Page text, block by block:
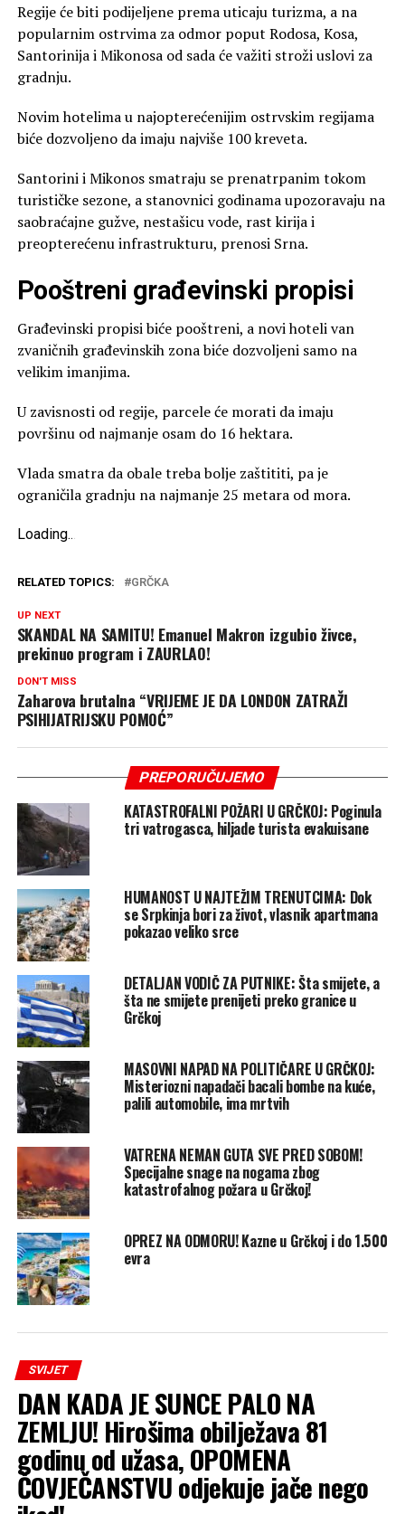
Regije će biti podijeljene prema uticaju turizma, a na
popularnim ostrvima za odmor poput Rodosa, Kosa,
Santorinija i Mikonosa od sada će važiti stroži uslovi za
gradnju.
Novim hotelima u najopterećenijim ostrvskim regijama
biće dozvoljeno da imaju najviše 100 kreveta.
Santorini i Mikonos smatraju se prenatrpanim tokom
turističke sezone, a stanovnici godinama upozoravaju na
saobraćajne gužve, nestašicu vode, rast kirija i
preopterećenu infrastrukturu, prenosi Srna.
Pooštreni građevinski propisi
Građevinski propisi biće pooštreni, a novi hoteli van
zvaničnih građevinskih zona biće dozvoljeni samo na
velikim imanjima.
U zavisnosti od regije, parcele će morati da imaju
površinu od najmanje osam do 16 hektara.
Vlada smatra da obale treba bolje zaštititi, pa je
ograničila gradnju na najmanje 25 metara od mora.
Loading...
RELATED TOPICS: GRČKA
UP NEXT
SKANDAL NA SAMITU! Emanuel Makron izgubio živce,
prekinuo program i ZAURLAO!
DON'T MISS
Zaharova brutalna “VRIJEME JE DA LONDON ZATRAŽI
PSIHIJATRIJSKU POMOĆ”
PREPORUČUJEMO
KATASTROFALNI POŽARI U GRČKOJ: Poginula
tri vatrogasca, hiljade turista evakuisane
HUMANOST U NAJTEŽIM TRENUTCIMA: Dok
se Srpkinja bori za život, vlasnik apartmana
pokazao veliko srce
DETALJAN VODIČ ZA PUTNIKE: Šta smijete, a
šta ne smijete prenijeti preko granice u
Grčkoj
MASOVNI NAPAD NA POLITIČARE U GRČKOJ:
Misteriozni napadači bacali bombe na kuće,
palili automobile, ima mrtvih
VATRENA NEMAN GUTA SVE PRED SOBOM!
Specijalne snage na nogama zbog
katastrofalnog požara u Grčkoj!
OPREZ NA ODMORU! Kazne u Grčkoj i do 1.500
evra
SVIJET
DAN KADA JE SUNCE PALO NA
ZEMLJU! Hirošima obilježava 81
godinu od užasa, OPOMENA
ČOVJEČANSTVU odjekuje jače nego